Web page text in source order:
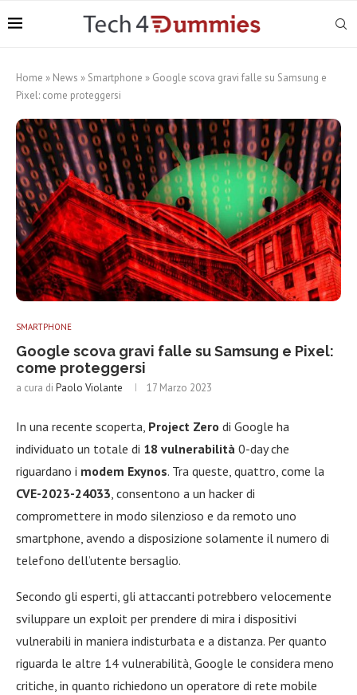
Home » News » Smartphone » Google scova gravi falle su Samsung e
Pixel: come proteggersi
SMARTPHONE
Google scova gravi falle su Samsung e Pixel:
come proteggersi
a cura di Paolo Violante 17 Marzo 2023
In una recente scoperta, Project Zero di Google ha
individuato un totale di 18 vulnerabilità 0-day che
riguardano i modem Exynos. Tra queste, quattro, come la
CVE-2023-24033, consentono a un hacker di
compromettere in modo silenzioso e da remoto uno
smartphone, avendo a disposizione solamente il numero di
telefono dell’utente bersaglio.
Secondo gli esperti, gli attaccanti potrebbero velocemente
sviluppare un exploit per prendere di mira i dispositivi
vulnerabili in maniera indisturbata e a distanza. Per quanto
riguarda le altre 14 vulnerabilità, Google le considera meno
critiche, in quanto richiedono un operatore di rete mobile